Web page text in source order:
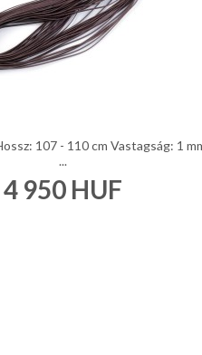
107 - 110 cm Vastagság: 1
...
4 950 HUF